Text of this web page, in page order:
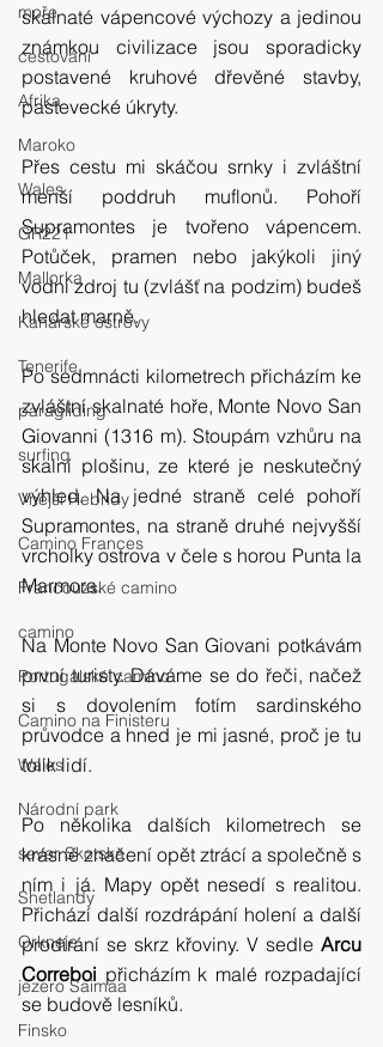
moře
cestování
Afrika
Maroko
Wales
GR221
Mallorka
Kanárské ostrovy
Tenerife
paragliding
surfing
Vnější Hebridy
Camino Frances
Francouzské camino
camino
Portugalské camino
Camino na Finisteru
Wales
Národní park
sever Skotska
Shetlandy
Orkneje
jezero Saimaa
Finsko
skalnaté vápencové výchozy a jedinou
známkou civilizace jsou sporadicky
postavené kruhové dřevěné stavby,
pastevecké úkryty.
Přes cestu mi skáčou srnky i zvláštní
menší poddruh muflonů. Pohoří
Supramontes je tvořeno vápencem.
Potůček, pramen nebo jakýkoli jiný
vodní zdroj tu (zvlášť na podzim) budeš
hledat marně.
Po sedmnácti kilometrech přicházím ke
zvláštní skalnaté hoře, Monte Novo San
Giovanni (1316 m). Stoupám vzhůru na
skalní plošinu, ze které je neskutečný
výhled. Na jedné straně celé pohoří
Supramontes, na straně druhé nejvyšší
vrcholky ostrova v čele s horou Punta la
Marmora.
Na Monte Novo San Giovani potkávám
první turisty. Dáváme se do řeči, načež
si s dovolením fotím sardinského
průvodce a hned je mi jasné, proč je tu
tolik lidí.
Po několika dalších kilometrech se
krásné značení opět ztrácí a společně s
ním i já. Mapy opět nesedí s realitou.
Přichází další rozdrápání holení a další
prodírání se skrz křoviny. V sedle Arcu
Correboi přicházím k malé rozpadající
se budově lesníků.